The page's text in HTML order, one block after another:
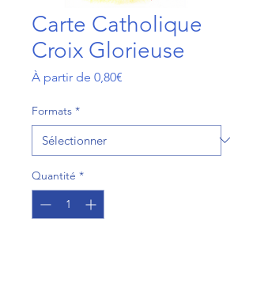
Carte Catholique
Croix Glorieuse
À partir de 0,80€
Formats *
Quantité *